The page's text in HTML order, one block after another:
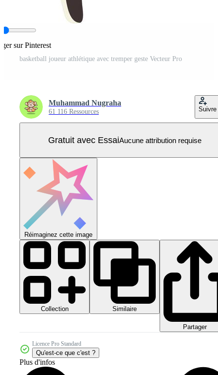
sur Pinterest
basketball joueur athlétique avec tremper geste Vecteur Pro
Muhammad Nugraha
61 116 Ressources Suivre
Gratuit avec EssaiAucune attribution requise
Réimaginez cette image
Collection Similaire
Partager
Licence Pro Standard
Qu'est-ce que c'est ?
Plus d'infos